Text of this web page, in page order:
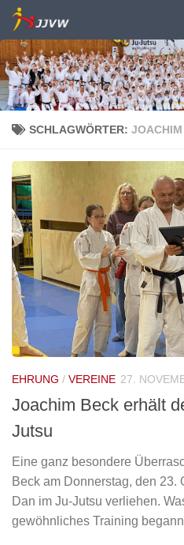
Zum Inhalt springen
SCHLAGWÖRTER:
EHRUNG / VEREINE 27.
Joachim Beck erhält
Jutsu
Eine ganz besondere
Beck am Donnerstag, den 23.
Dan im Ju-Jutsu verliehen.
gewöhnliches Training